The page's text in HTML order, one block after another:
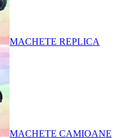
MACHETE REPLICA
MACHETE CAMIOANE